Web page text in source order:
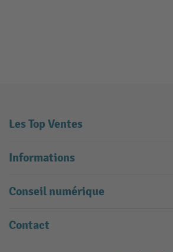
Les Top Ventes
Informations
Conseil numérique
Contact